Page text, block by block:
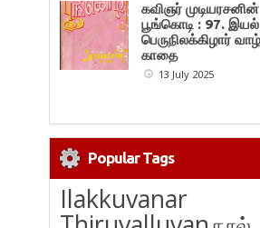
கவிஞர் முடியரசனின்
பூங்கொடி : 97.
பெருநிலக்கிழார்
காதை
13 July 2025
Popular Tags
Ilakkuvanar